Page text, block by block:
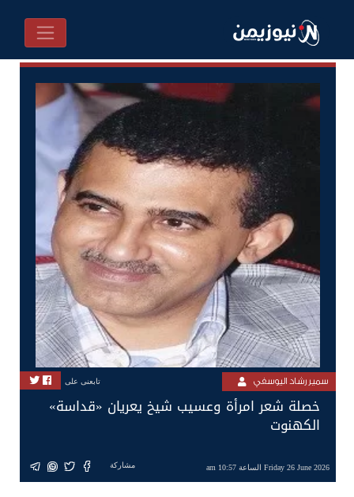
سمير رشاد اليوسفي تابعنى على
خصلة شعر امرأة وعسيب شيخ يعريان «قداسة»
الكهنوت
Friday 26 June 2026 الساعة 10:57 am مشاركة